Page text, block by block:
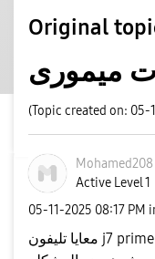
Original
ميمورى
(Topic created on: 05-
Mohamed208
Active Level 1
‎05-11-2025 08:17 PM